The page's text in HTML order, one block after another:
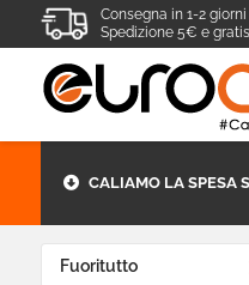
Consegna in 1-2 giorni
Spedizione 5€ e
CALIAMO LA SPESA
Fuoritutto